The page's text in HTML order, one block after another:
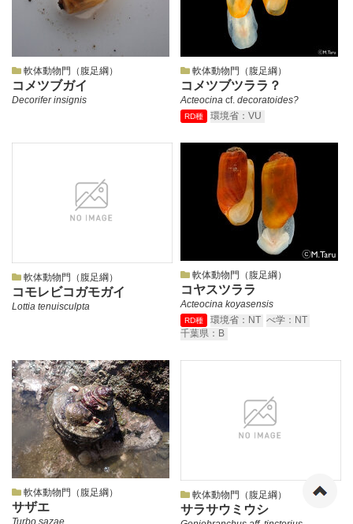
軟体動物門（腹足綱）
コメツブガイ
Decorifer insignis
軟体動物門（腹足綱）
コメツブツララ？
Acteocina cf. decoratoides?
RD種 環境省：VU
軟体動物門（腹足綱）
コモレビコガモガイ
Lottia tenuisculpta
軟体動物門（腹足綱）
コヤスツララ
Acteocina koyasensis
RD種 環境省：NT べ学：NT
千葉県：B
軟体動物門（腹足綱）
サザエ
Turbo sazae
軟体動物門（腹足綱）
サラサウミウシ
ペ